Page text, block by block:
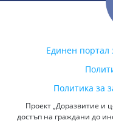
Единен портал
Политика за
Проект „Доразвитие и
достъп на граждани до